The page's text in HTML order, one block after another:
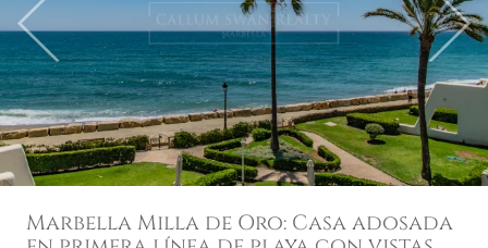
Previous Next
Marbella Milla de Oro: Casa adosada